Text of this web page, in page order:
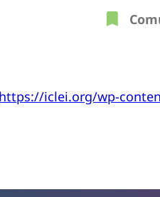
https://iclei.org/wp-